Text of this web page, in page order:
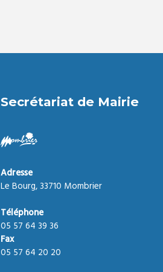
Secrétariat de Mairie
Adresse
Le Bourg, 33710 Mombrier
Téléphone
05 57 64 39 36
Fax
05 57 64 20 20